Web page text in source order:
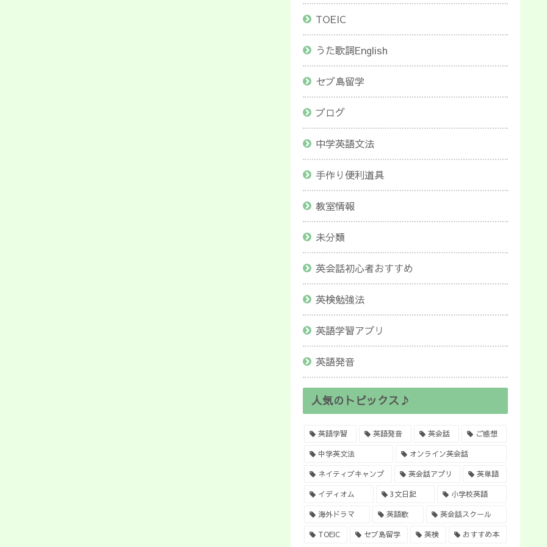
TOEIC
うた歌詞English
セブ島留学
ブログ
中学英語文法
手作り便利道具
教室情報
未分類
英会話初心者おすすめ
英検勉強法
英語学習アプリ
英語発音
人気のトピックス♪
英語学習 英語発音 英会話 ご感想
中学英文法 オンライン英会話
ネイティブキャンプ 英会話アプリ 英単語
イディオム 3文日記 小学校英語
海外ドラマ 英語歌 英会話スクール
TOEIC セブ島留学 英検 おすすめ本